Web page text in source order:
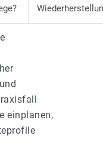
einplanen,